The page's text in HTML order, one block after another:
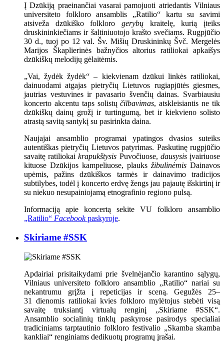
Į Dzūkiją praeinančiai vasarai pamojuoti atriedantis Vilniaus
universiteto folkloro ansamblis „Ratilio“ kartu su savimi
atsiveža dzūkiško folkloro gerybų kraitelę, kurią įteiks
druskininkiečiams ir šaltiniuotojo krašto svečiams. Rugpjūčio
30 d., tuoj po 12 val. Šv. Mišių Druskininkų Švč. Mergelės
Marijos Škaplierinės bažnyčios altorius ratiliokai apkaišys
dzūkiškų melodijų gėlaitėmis.
„Vai, žydėk žydėk“ – kiekvienam dzūkui linkės ratiliokai,
dainuodami atgajas pietryčių Lietuvos rugiapjūtės giesmes,
jautrias vestuvines ir pavasario švenčių dainas. Svarbiausiu
koncerto akcentu taps solistųčilbavimas, atskleisiantis ne tik
dzūkiškų dainų grožį ir turtingumą, bet ir kiekvieno solisto
atrastą savitą santykį su pasirinkta daina.
Naujajai ansamblio programai ypatingos dvasios suteiks
autentiškas pietryčių Lietuvos patyrimas. Paskutinę rugpjūčio
savaitę ratiliokaikrapukštysis Puvočiuose, dausysisįvairiuose
kituose Dzūkijos kampeliuose, plauks žibulinėmis Dainavos
upėmis, pažins dzūkiškos tarmės ir dainavimo tradicijos
subtilybes, todėl į koncerto erdvę žengs jau pajautę išskirtinį ir
su niekuo nesupainiojamą etnografinio regiono pulsą.
Informaciją apie koncertą sekite VU folkloro ansamblio
„Ratilio“ Facebookpaskyroje.
Skiriame #SSK
Apdairiai prisitaikydami prie švelnėjančio karantino sąlygų,
Vilniaus universiteto folkloro ansamblio „Ratilio“ nariai su
nekantrumu grįžta į repeticijas ir sceną. Gegužės 25–
31 dienomis ratiliokai kvies folkloro mylėtojus stebėti visą
savaitę truksiantį virtualų renginį „Skiriame #SSK“.
Ansamblio socialinių tinklų paskyrose pasirodys specialiai
tradiciniams tarptautinio folkloro festivalio „Skamba skamba
kankliai“ renginiams dedikuotų programų įrašai.